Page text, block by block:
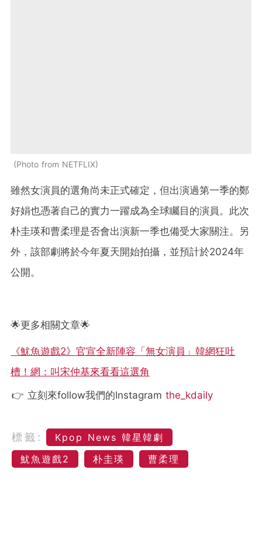
Photo from NETFLIX
雖然女演員的選角尚未正式確定，但出演過第一季的鄭
好娟也憑著自己的實力一躍成為全球矚目的演員。此次
朴圭瑛和曹柔理是否會出演新一季也備受大家關注。另
外，該部劇將於今年夏天開始拍攝，並預計於2024年
公開。
🌟更多相關文章🌟
《魷魚遊戲2》官宣全新陣容「無女演員」韓網狂吐
槽！網：叫宋仲基來看看這選角
👉 立刻來follow我們的Instagram the_kdaily
標籤:
Kpop News 韓星韓劇
魷魚遊戲2
朴圭瑛 曹柔理